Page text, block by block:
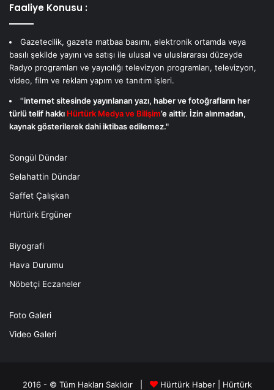
Faaliye Konusu :
Gazetecilik, gazete matbaa basımı, elektronik ortamda veya
basılı şekilde yayını ve satışı ile ulusal ve uluslararası düzeyde
Radyo programları ve yayıcılığı televizyon programları, televizyon,
video, film ve reklam yapım ve tanıtım işleri.
''internet sitesinde yayınlanan yazı, haber ve fotoğrafların her
türlü telif hakkı Hürtürk Medya ve Bilişim’e aittir. İzin alınmadan,
kaynak gösterilerek dahi iktibas edilemez."
Songül Dündar
Selahattin Dündar
Saffet Çalışkan
Hürtürk Ergüner
Biyografi
Hava Durumu
Nöbetçi Eczaneler
Foto Galeri
Video Galeri
2016 - © Tüm Hakları Saklıdır | Hürtürk Haber Hürtürk